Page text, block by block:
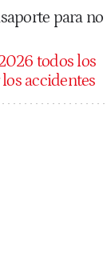
para no
todos los
accidentes